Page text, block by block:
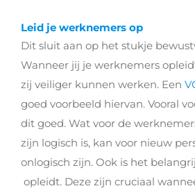
Leid je werknemers op
Dit sluit aan op het stukje
Wanneer jij je werknemers
zij veiliger kunnen werken. Een
goed voorbeeld hiervan. Vooral
dit goed. Wat voor de
zijn logisch is, kan voor nieuw
onlogisch zijn. Ook is het
opleidt. Deze zijn cruciaal